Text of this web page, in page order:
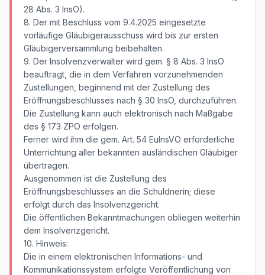
28 Abs. 3 InsO).
8. Der mit Beschluss vom 9.4.2025 eingesetzte
vorläufige Gläubigerausschuss wird bis zur ersten
Gläubigerversammlung beibehalten.
9. Der Insolvenzverwalter wird gem. § 8 Abs. 3 InsO
beauftragt, die in dem Verfahren vorzunehmenden
Zustellungen, beginnend mit der Zustellung des
Eröffnungsbeschlusses nach § 30 InsO, durchzuführen.
Die Zustellung kann auch elektronisch nach Maßgabe
des § 173 ZPO erfolgen.
Ferner wird ihm die gem. Art. 54 EuInsVO erforderliche
Unterrichtung aller bekannten ausländischen Gläubiger
übertragen.
Ausgenommen ist die Zustellung des
Eröffnungsbeschlusses an die Schuldnerin; diese
erfolgt durch das Insolvenzgericht.
Die öffentlichen Bekanntmachungen obliegen weiterhin
dem Insolvenzgericht.
10. Hinweis:
Die in einem elektronischen Informations- und
Kommunikationssystem erfolgte Veröffentlichung von